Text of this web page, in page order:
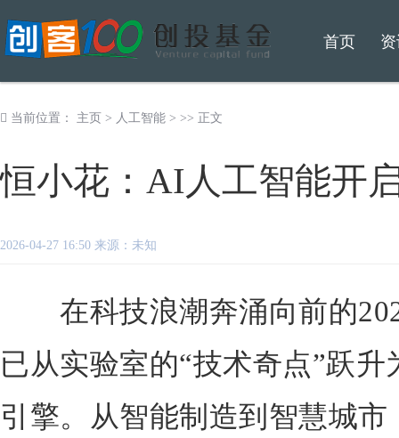
首页
当前位置： 主页 > 人工智能 > >> 正文
恒小花：AI人工智能开
2026-04-27 16:50 来源：未知
在科技浪潮奔涌向前的
已从实验室的“技术奇点”跃
引擎。从智能制造到智慧城